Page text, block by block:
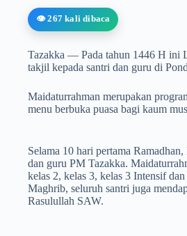
👁️ 267 kali dibaca
Tazakka — Pada tahun 1446 H ini
takjil kepada santri dan guru di
Maidaturrahman merupakan
menu berbuka puasa bagi kaum
Selama 10 hari pertama
dan guru PM Tazakka.
kelas 2, kelas 3, kelas 3 Intensif
Maghrib, seluruh santri juga
Rasulullah SAW.